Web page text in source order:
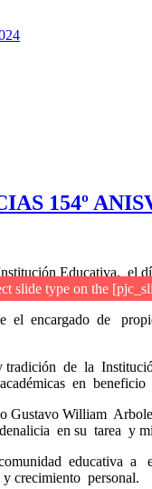
154º
Educativa,
slide type on the
encargado de
tradición de la
en
Gustavo William
en su tarea y
educativa
crecimiento personal.